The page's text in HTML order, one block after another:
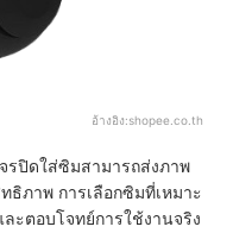
อ้างอิง:shopee.co.th
รปิดใส่ซิมสามารถส่งภาพ
ธิภาพ การเลือกซิมที่เหมาะ
ะตอบโจทย์การใช้งานจริง